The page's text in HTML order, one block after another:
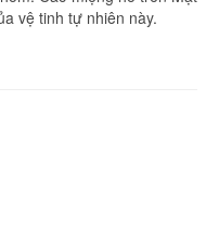
vệ tinh tự nhiên này.
trăng xanh